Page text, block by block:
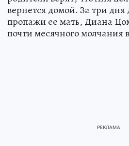
вернется домой. За три
пропажи ее мать, Диана
почти месячного молчания